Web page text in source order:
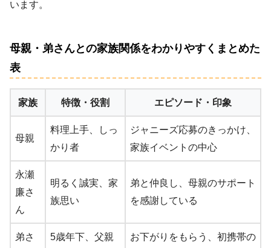
います。
母親・弟さんとの家族関係をわかりやすくまとめた
表
家族 特徴・役割 エピソード・印象
母親
料理上手、しっ
かり者
ジャニーズ応募のきっかけ、
家族イベントの中心
永瀬
廉さ
ん
明るく誠実、家
族思い
弟と仲良し、母親のサポート
を感謝している
弟さ
5歳年下、父親
お下がりをもらう、初携帯の